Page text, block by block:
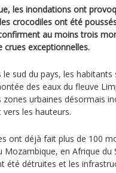
les inondations ont
crocodiles ont été
au moins trois
crues exceptionnelles.
le sud du pays, les
des eaux du fleuve
zones urbaines désormais
les hauteurs.
ont déjà fait plus de 100
en Afrique du
été détruites et les